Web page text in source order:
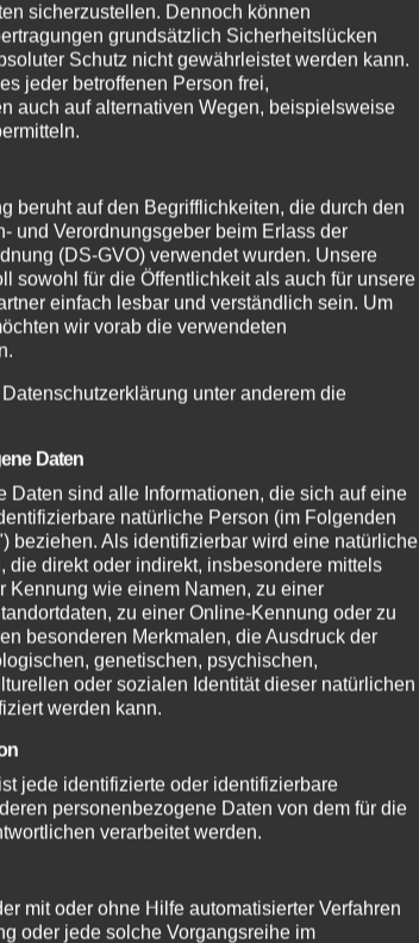
sowie in der humanitären Hilfe im
via OTS
20.05.2022
ALTENKIRCHEN FEUERWEHR
POLIZEI RETTUNGSDIENST
Große Suchaktion in
Flammersfeld:
Vermisste Person
wohlbehalten
gefunden
7. AUG. 2026
sicherzustellen. Dennoch können
grundsätzlich Sicherheitslücken
Schutz nicht gewährleistet werden kann.
jeder betroffenen Person frei,
auch auf alternativen Wegen, beispielsweise
beruht auf den Begrifflichkeiten, die durch den
und Verordnungsgeber beim Erlass der
(DS-GVO) verwendet wurden. Unsere
sowohl für die Öffentlichkeit als auch für unsere
einfach lesbar und verständlich sein. Um
wir vorab die verwendeten
unter anderem die
Daten
Daten sind alle Informationen, die sich auf eine
natürliche Person (im Folgenden
beziehen. Als identifizierbar wird eine natürliche
die direkt oder indirekt, insbesondere mittels
Kennung wie einem Namen, zu einer
zu einer Online-Kennung oder zu
besonderen Merkmalen, die Ausdruck der
genetischen, psychischen,
oder sozialen Identität dieser natürlichen
werden kann.
jede identifizierte oder identifizierbare
personenbezogene Daten von dem für die
verarbeitet werden.
mit oder ohne Hilfe automatisierter Verfahren
oder jede solche Vorgangsreihe im